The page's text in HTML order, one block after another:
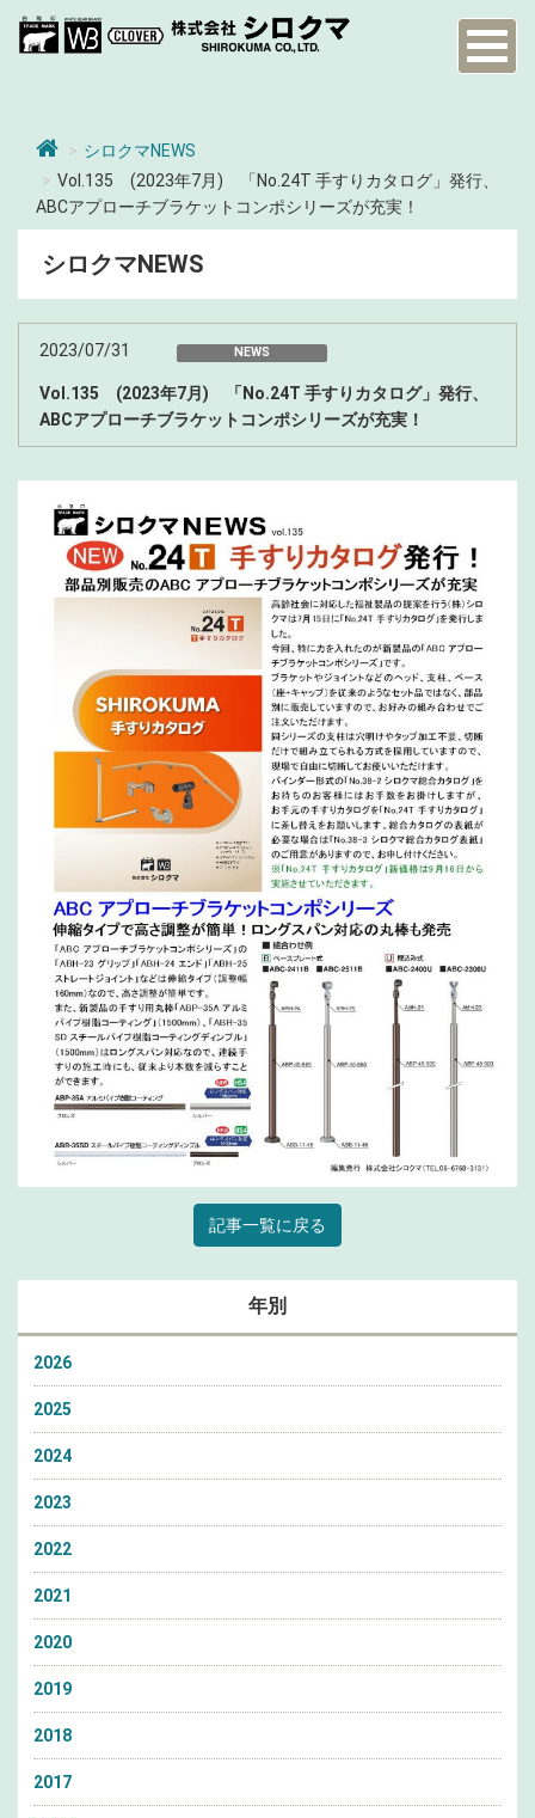
シロクマNEWS
Vol.135 (2023年7月) 「No.24T 手すりカタログ」発行、
ABCアプローチブラケットコンポシリーズが充実！
シロクマNEWS
2023/07/31 NEWS
Vol.135 (2023年7月) 「No.24T 手すりカタログ」発行、
ABCアプローチブラケットコンポシリーズが充実！
記事一覧に戻る
年別
2026
2025
2024
2023
2022
2021
2020
2019
2018
2017